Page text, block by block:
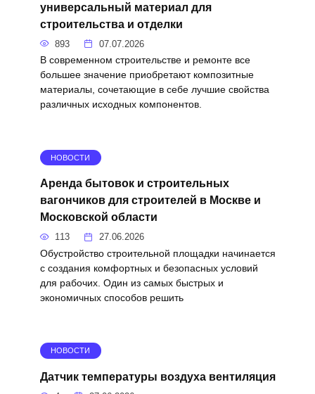
универсальный материал для
строительства и отделки
893 07.07.2026
В современном строительстве и ремонте все
большее значение приобретают композитные
материалы, сочетающие в себе лучшие свойства
различных исходных компонентов.
НОВОСТИ
Аренда бытовок и строительных
вагончиков для строителей в Москве и
Московской области
113 27.06.2026
Обустройство строительной площадки начинается
с создания комфортных и безопасных условий
для рабочих. Один из самых быстрых и
экономичных способов решить
НОВОСТИ
Датчик температуры воздуха вентиляция